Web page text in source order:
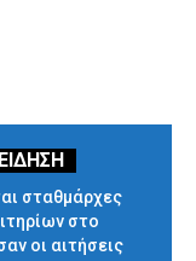
σταθμάρχες
στο
οι αιτήσεις